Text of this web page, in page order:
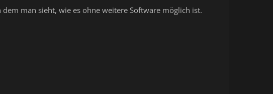
man sieht, wie es ohne weitere Software möglich ist.